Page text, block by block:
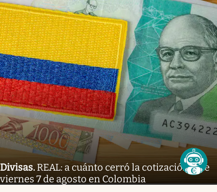
Divisas. REAL: a cuánto cerró la cotización este
viernes 7 de agosto en Colombia